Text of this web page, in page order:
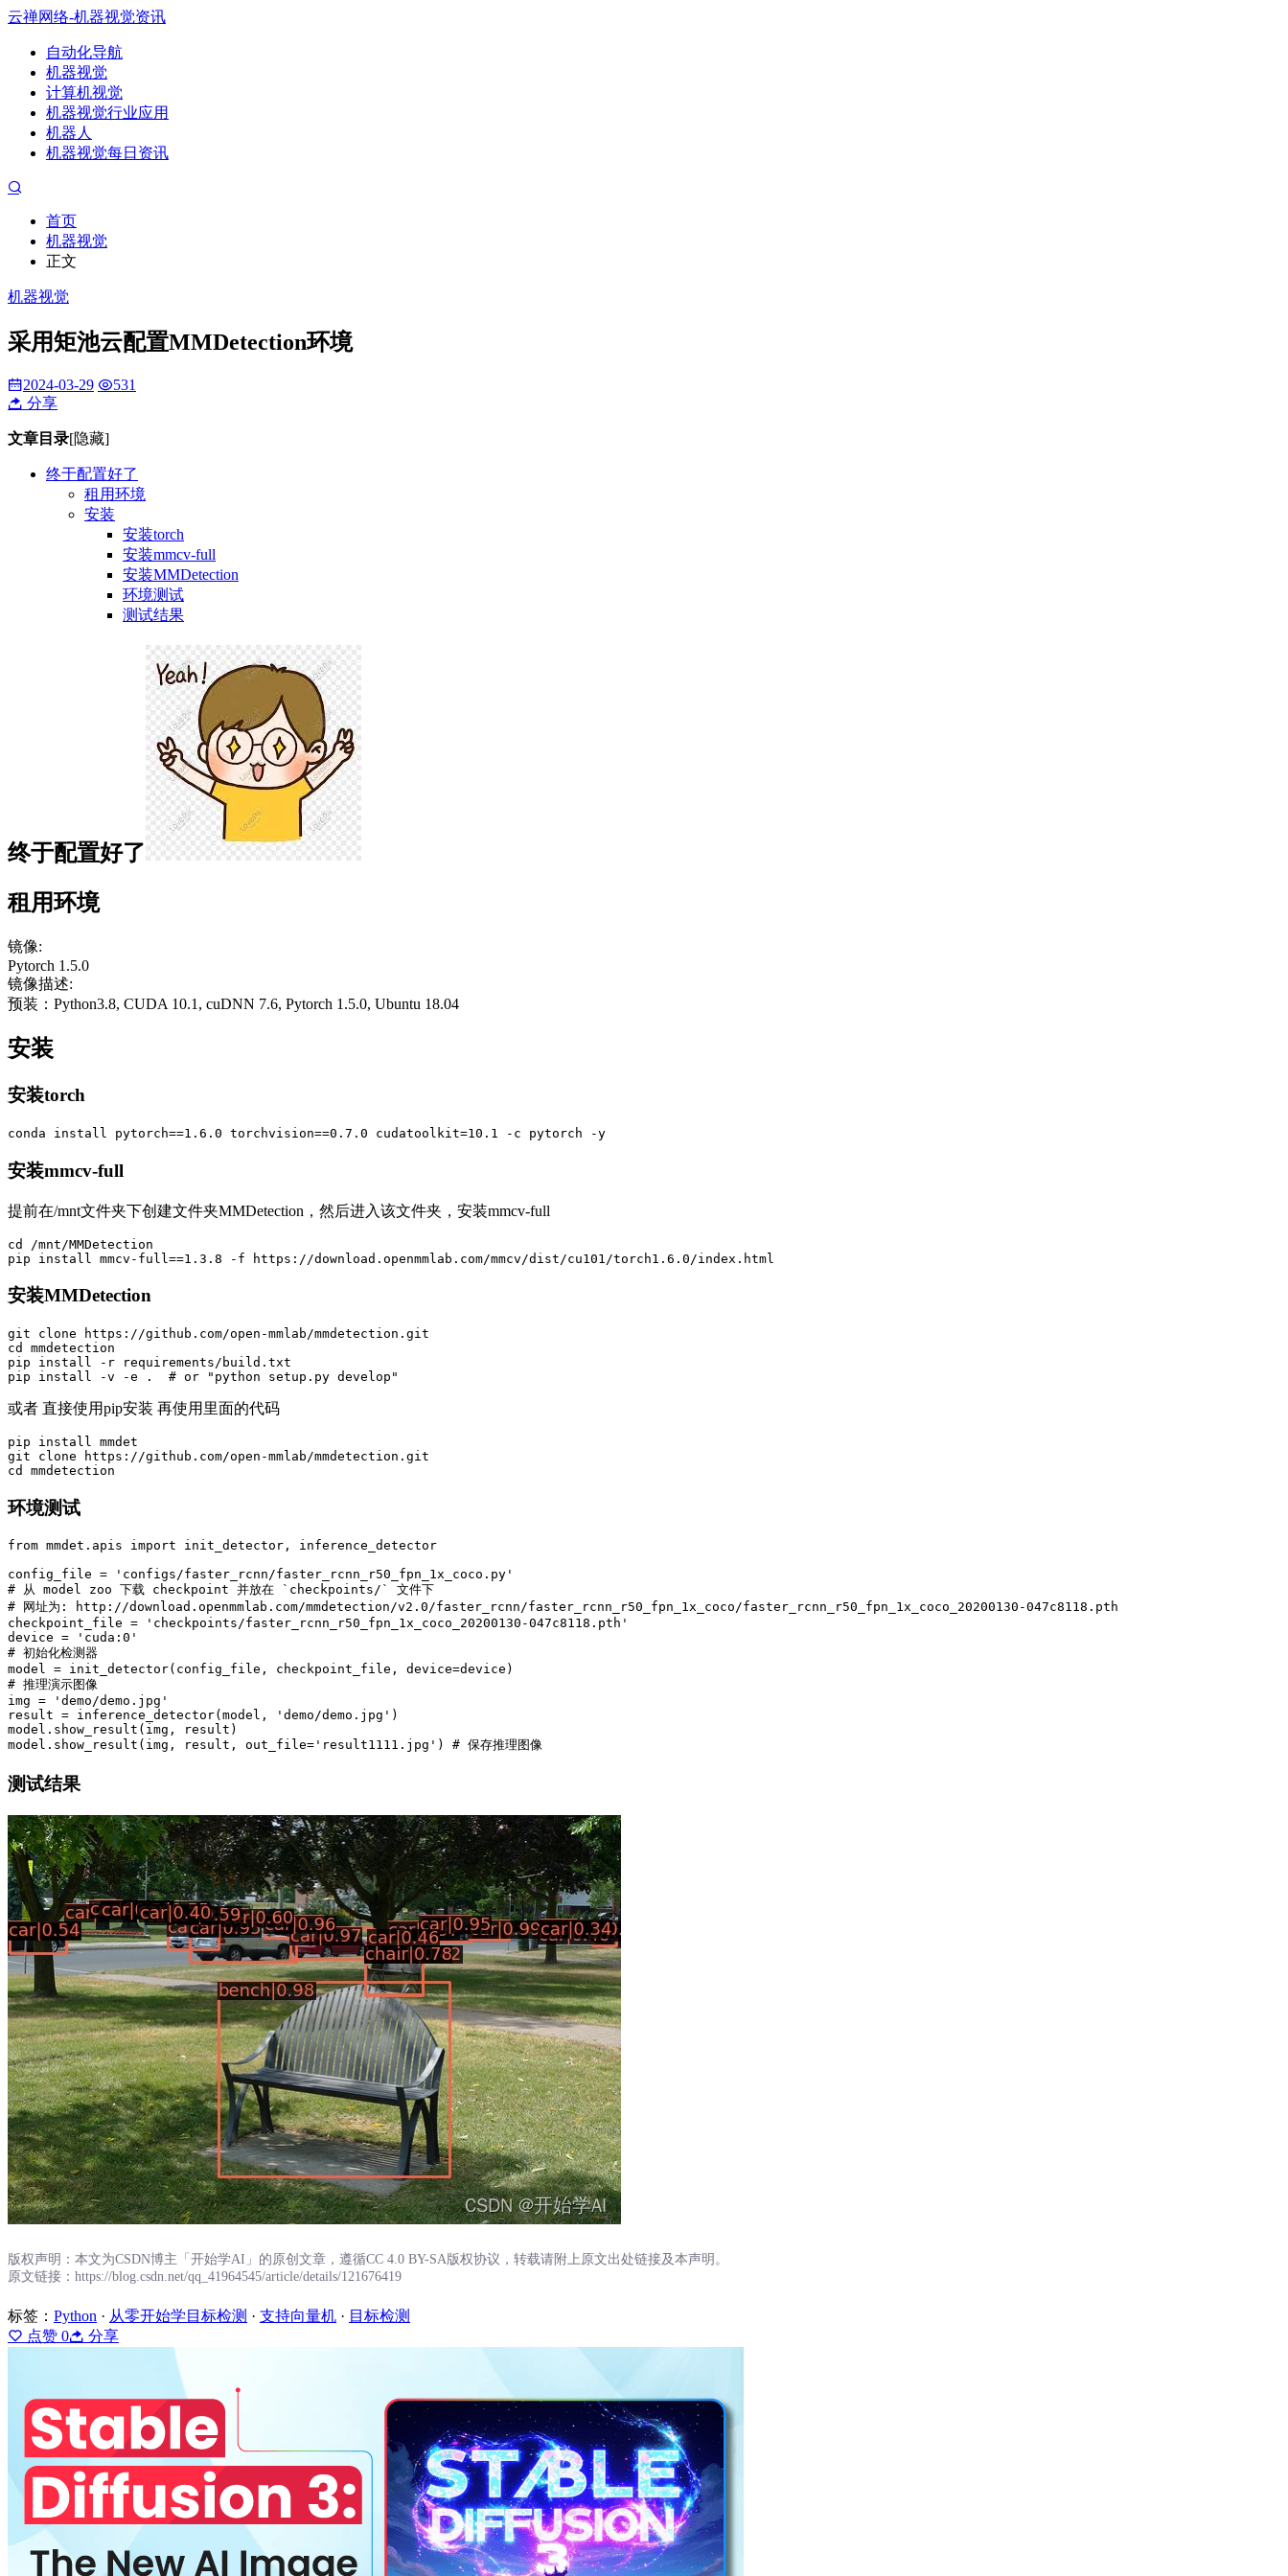
云禅网络-机器视觉资讯
自动化导航
机器视觉
计算机视觉
机器视觉行业应用
机器人
机器视觉每日资讯
首页
机器视觉
正文
机器视觉
采用矩池云配置MMDetection环境
2024-03-29
531
分享
文章目录[隐藏]
终于配置好了
租用环境
安装
安装torch
安装mmcv-full
安装MMDetection
环境测试
测试结果
终于配置好了
租用环境
镜像:
Pytorch 1.5.0
镜像描述:
预装：Python3.8, CUDA 10.1, cuDNN 7.6, Pytorch 1.5.0, Ubuntu 18.04
安装
安装torch
conda install pytorch==1.6 .0 torchvision==0.7 .0 cudatoolkit=10.1
安装mmcv-full
提前在/mnt文件夹下创建文件夹MMDetection，然后进入该文件夹，安装mmcv-full
cd
/mnt/MMDetection
pip install mmcv-full ==1.3
安装MMDetection
git
cd
mmdetection
pip install
-r requirements/build.txt
pip install -v -e . # or "python setup.py develop"
或者 直接使用pip安装 再使用里面的代码
pip install
git
cd
环境测试
from mmdet . apis import init_detector ,
inference_detector
config_file =
'configs/faster_rcnn/faster_rcnn_r50_fpn_1x_coco.py'
# 从 model zoo 下载 checkpoint 并放在 `checkpoints/` 文件下
# 网址为: http://download.openmmlab.com/mmdetection/v2.0/faster_rcnn/faster_rcnn_r50_fpn_1x_coco/faster_rcnn_r50_fpn_1x_coco_20200130-047c8118.pth
checkpoint_file =
'checkpoints/faster_rcnn_r50_fpn_1x_coco_20200130-047c8118.pth'
device =
'cuda:0'
# 初始化检测器
model = init_detector( config_file , checkpoint_file , device=device )
# 推理演示图像
img =
'demo/demo.jpg'
result = inference_detector( model , 'demo/demo.jpg' )
model . show_result ( img , result )
model . show_result ( img , result , out_file= 'result1111.jpg' ) # 保存推理图像
测试结果
版权声明：本文为CSDN博主「开始学AI」的原创文章，遵循CC 4.0 BY-SA版权协议，转载请附上原文出处链接及本声明。
原文链接：https://blog.csdn.net/qq_41964545/article/details/121676419
标签： Python · 从零开始学目标检测 · 支持向量机 · 目标检测
点赞 0 分享